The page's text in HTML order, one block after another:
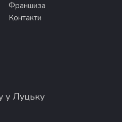
Франшиза
Контакти
у Луцьку